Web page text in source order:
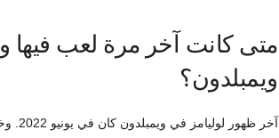
متى كانت آخر مرة لعب فيها
ويمبلدون؟
آخر ظهور لوليامز في ويمبلدون كان في يونيو 2022. وخسرت في الجولة الافتتاحية أمام هارموني تان.